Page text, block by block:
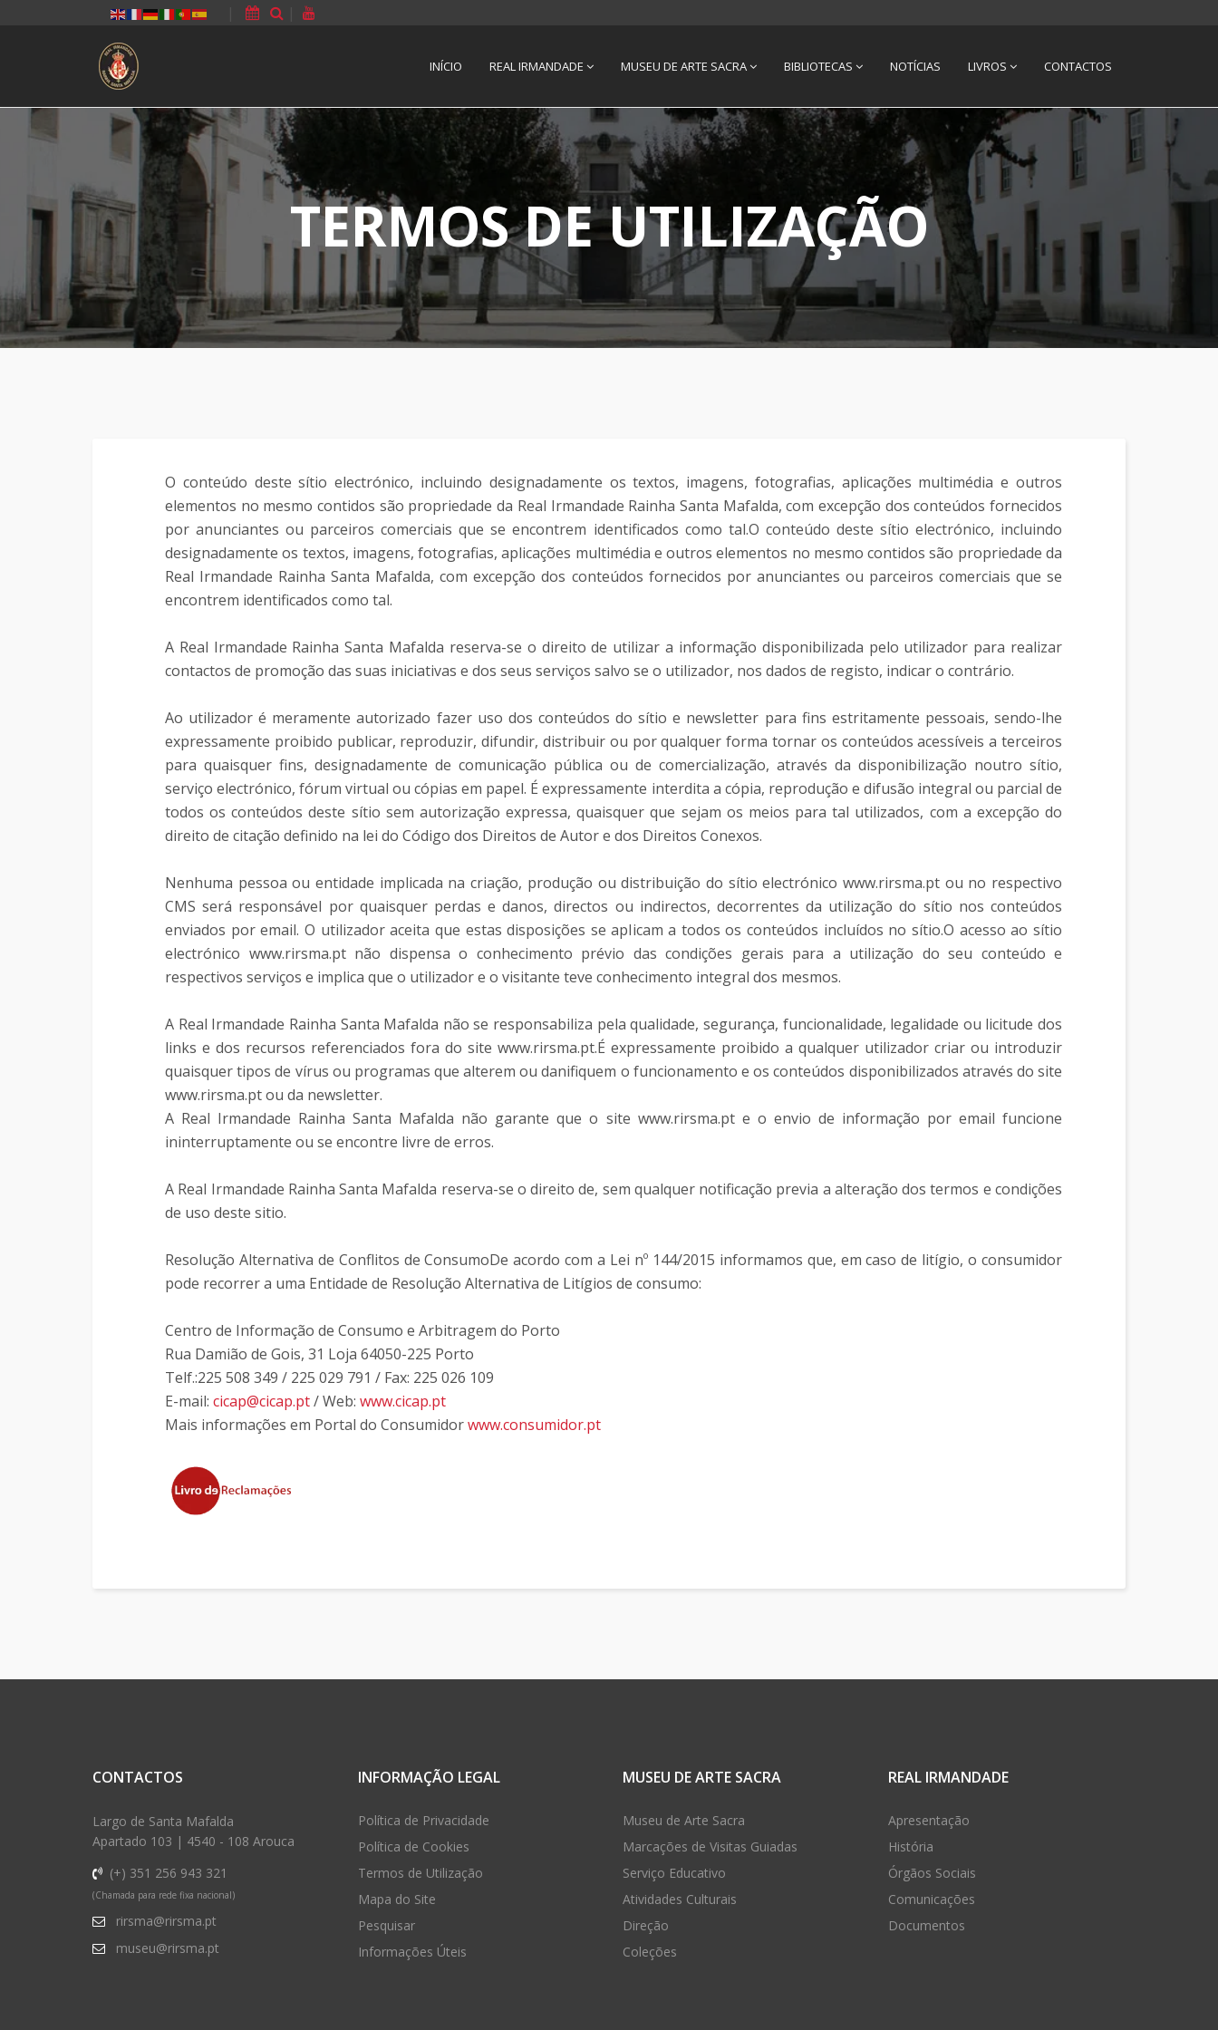
INÍCIO REAL IRMANDADE MUSEU DE ARTE SACRA BIBLIOTECAS NOTÍCIAS LIVROS CONTACTOS
TERMOS DE UTILIZAÇÃO
O conteúdo deste sítio electrónico, incluindo designadamente os textos, imagens, fotografias, aplicações multimédia e outros
elementos no mesmo contidos são propriedade da Real Irmandade Rainha Santa Mafalda, com excepção dos conteúdos fornecidos
por anunciantes ou parceiros comerciais que se encontrem identificados como tal.O conteúdo deste sítio electrónico, incluindo
designadamente os textos, imagens, fotografias, aplicações multimédia e outros elementos no mesmo contidos são propriedade da
Real Irmandade Rainha Santa Mafalda, com excepção dos conteúdos fornecidos por anunciantes ou parceiros comerciais que se
encontrem identificados como tal.
A Real Irmandade Rainha Santa Mafalda reserva-se o direito de utilizar a informação disponibilizada pelo utilizador para realizar
contactos de promoção das suas iniciativas e dos seus serviços salvo se o utilizador, nos dados de registo, indicar o contrário.
Ao utilizador é meramente autorizado fazer uso dos conteúdos do sítio e newsletter para fins estritamente pessoais, sendo-lhe
expressamente proibido publicar, reproduzir, difundir, distribuir ou por qualquer forma tornar os conteúdos acessíveis a terceiros
para quaisquer fins, designadamente de comunicação pública ou de comercialização, através da disponibilização noutro sítio,
serviço electrónico, fórum virtual ou cópias em papel. É expressamente interdita a cópia, reprodução e difusão integral ou parcial de
todos os conteúdos deste sítio sem autorização expressa, quaisquer que sejam os meios para tal utilizados, com a excepção do
direito de citação definido na lei do Código dos Direitos de Autor e dos Direitos Conexos.
Nenhuma pessoa ou entidade implicada na criação, produção ou distribuição do sítio electrónico www.rirsma.pt ou no respectivo
CMS será responsável por quaisquer perdas e danos, directos ou indirectos, decorrentes da utilização do sítio nos conteúdos
enviados por email. O utilizador aceita que estas disposições se aplicam a todos os conteúdos incluídos no sítio.O acesso ao sítio
electrónico www.rirsma.pt não dispensa o conhecimento prévio das condições gerais para a utilização do seu conteúdo e
respectivos serviços e implica que o utilizador e o visitante teve conhecimento integral dos mesmos.
A Real Irmandade Rainha Santa Mafalda não se responsabiliza pela qualidade, segurança, funcionalidade, legalidade ou licitude dos
links e dos recursos referenciados fora do site www.rirsma.pt.É expressamente proibido a qualquer utilizador criar ou introduzir
quaisquer tipos de vírus ou programas que alterem ou danifiquem o funcionamento e os conteúdos disponibilizados através do site
www.rirsma.pt ou da newsletter.
A Real Irmandade Rainha Santa Mafalda não garante que o site www.rirsma.pt e o envio de informação por email funcione
ininterruptamente ou se encontre livre de erros.
A Real Irmandade Rainha Santa Mafalda reserva-se o direito de, sem qualquer notificação previa a alteração dos termos e condições
de uso deste sitio.
Resolução Alternativa de Conflitos de ConsumoDe acordo com a Lei nº 144/2015 informamos que, em caso de litígio, o consumidor
pode recorrer a uma Entidade de Resolução Alternativa de Litígios de consumo:
Centro de Informação de Consumo e Arbitragem do Porto
Rua Damião de Gois, 31 Loja 64050-225 Porto
Telf.:225 508 349 / 225 029 791 / Fax: 225 026 109
E-mail: cicap@cicap.pt/ Web: www.cicap.pt
Mais informações em Portal do Consumidorwww.consumidor.pt
CONTACTOS
Largo de Santa Mafalda
Apartado 103 | 4540 - 108 Arouca
(+) 351 256 943 321
(Chamada para rede fixa nacional)
rirsma@rirsma.pt
museu@rirsma.pt
INFORMAÇÃO LEGAL
Política de Privacidade
Política de Cookies
Termos de Utilização
Mapa do Site
Pesquisar
Informações Úteis
MUSEU DE ARTE SACRA
Museu de Arte Sacra
Marcações de Visitas Guiadas
Serviço Educativo
Atividades Culturais
Direção
Coleções
REAL IRMANDADE
Apresentação
História
Órgãos Sociais
Comunicações
Documentos